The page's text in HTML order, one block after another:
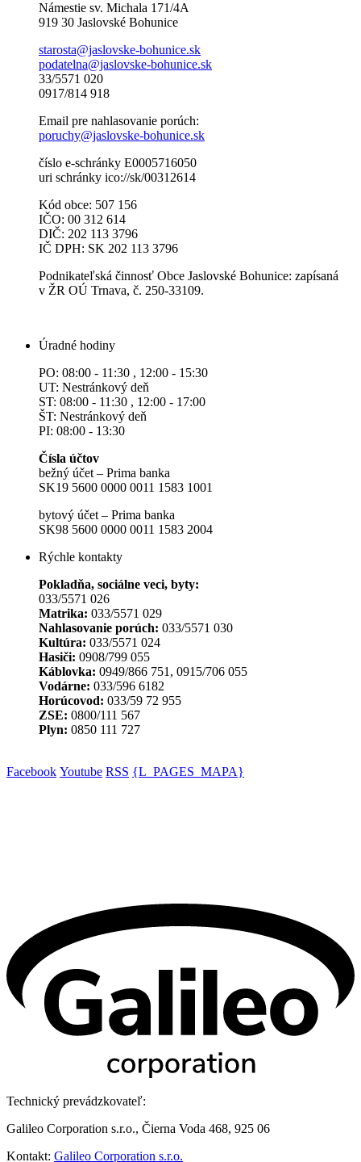
Námestie sv. Michala 171/4A
919 30 Jaslovské Bohunice
starosta@jaslovske-bohunice.sk
podatelna@jaslovske-bohunice.sk
33/5571 020
0917/814 918
Email pre nahlasovanie porúch:
poruchy@jaslovske-bohunice.sk
číslo e-schránky E0005716050
uri schránky ico://sk/00312614
Kód obce: 507 156
IČO: 00 312 614
DIČ: 202 113 3796
IČ DPH: SK 202 113 3796
Podnikateľská činnosť Obce Jaslovské Bohunice: zapísaná
v ŽR OÚ Trnava, č. 250-33109.
Úradné hodiny
PO: 08:00 - 11:30 , 12:00 - 15:30
UT: Nestránkový deň
ST: 08:00 - 11:30 , 12:00 - 17:00
ŠT: Nestránkový deň
PI: 08:00 - 13:30
Čísla účtov
bežný účet – Prima banka
SK19 5600 0000 0011 1583 1001
bytový účet – Prima banka
SK98 5600 0000 0011 1583 2004
Rýchle kontakty
Pokladňa, sociálne veci, byty:
033/5571 026
Matrika: 033/5571 029
Nahlasovanie porúch: 033/5571 030
Kultúra: 033/5571 024
Hasiči: 0908/799 055
Káblovka: 0949/866 751, 0915/706 055
Vodárne: 033/596 6182
Horúcovod: 033/59 72 955
ZSE: 0800/111 567
Plyn: 0850 111 727
Facebook Youtube RSS {L_PAGES_MAPA}
Technický prevádzkovateľ:
Galileo Corporation s.r.o., Čierna Voda 468, 925 06
Kontakt: Galileo Corporation s.r.o.